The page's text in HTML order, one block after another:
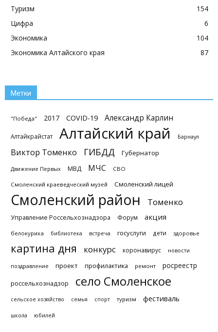
Туризм
154
Цифра
6
Экономика
104
Экономика Алтайского края
87
Метки
"Победа" 2017 COVID-19 Александр Карлин
Алтайкрайстат Алтайский край Барнаул
Виктор Томенко ГИБДД Губернатор
Движение Первых МВД МЧС СВО
Смоленский краеведческий музей Смоленский лицей
Смоленский район Томенко
Управление Россельхознадзора Форум акция
белокуриха библиотека встреча госуслуги дети здоровье
картина дня конкурс коронавирус новости
поздравление проект профилактика ремонт росреестр
россельхознадзор село Смоленское
сельское хозяйство семья спорт туризм фестиваль
школа юбилей